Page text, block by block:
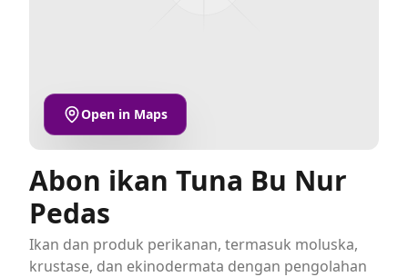
Open in Maps
Abon ikan Tuna Bu Nur
Pedas
Ikan dan produk perikanan, termasuk moluska,
krustase, dan ekinodermata dengan pengolahan